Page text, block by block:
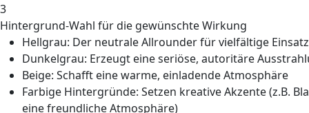
3
Hintergrund-Wahl für die gewünschte Wirkung
Hellgrau: Der neutrale Allrounder für vielfältige
Dunkelgrau: Erzeugt eine seriöse, autoritäre
Beige: Schafft eine warme, einladende Atmosphäre
Farbige Hintergründe: Setzen kreative Akzente (z.B.
eine freundliche Atmosphäre)